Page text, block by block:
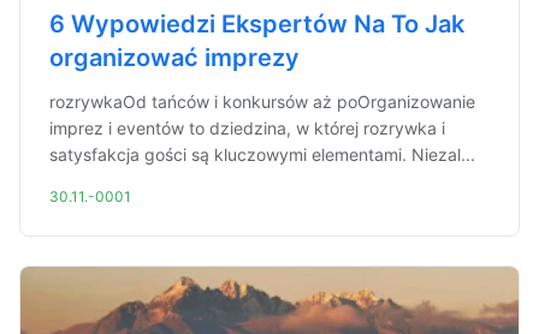
6 Wypowiedzi Ekspertów Na To Jak
organizować imprezy
rozrywkaOd tańców i konkursów aż poOrganizowanie
imprez i eventów to dziedzina, w której rozrywka i
satysfakcja gości są kluczowymi elementami. Niezal...
30.11.-0001